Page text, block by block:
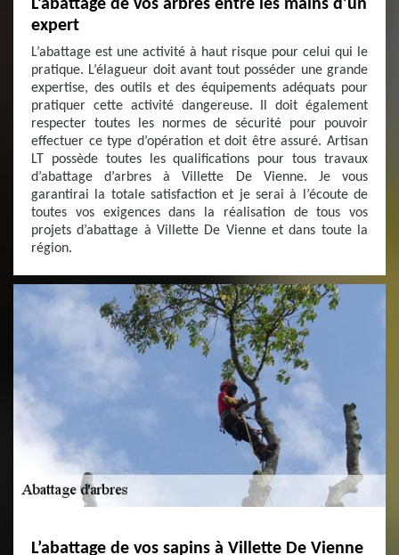
L’abattage de vos arbres entre les mains d’un
expert
L’abattage est une activité à haut risque pour celui qui le
pratique. L’élagueur doit avant tout posséder une grande
expertise, des outils et des équipements adéquats pour
pratiquer cette activité dangereuse. Il doit également
respecter toutes les normes de sécurité pour pouvoir
effectuer ce type d’opération et doit être assuré. Artisan
LT possède toutes les qualifications pour tous travaux
d’abattage d’arbres à Villette De Vienne. Je vous
garantirai la totale satisfaction et je serai à l’écoute de
toutes vos exigences dans la réalisation de tous vos
projets d’abattage à Villette De Vienne et dans toute la
région.
L’abattage de vos sapins à Villette De Vienne